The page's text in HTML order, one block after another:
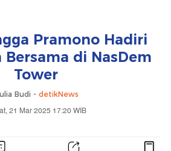
Pramono Hadiri
Bersama di NasDem
Tower
Budi - detikNews
21 Mar 2025 17:20 WIB